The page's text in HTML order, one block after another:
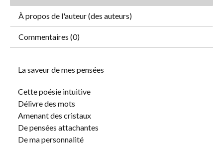
À propos de l'auteur (des auteurs)
Commentaires (0)
La saveur de mes pensées
Cette poésie intuitive
Délivre des mots
Amenant des cristaux
De pensées attachantes
De ma personnalité